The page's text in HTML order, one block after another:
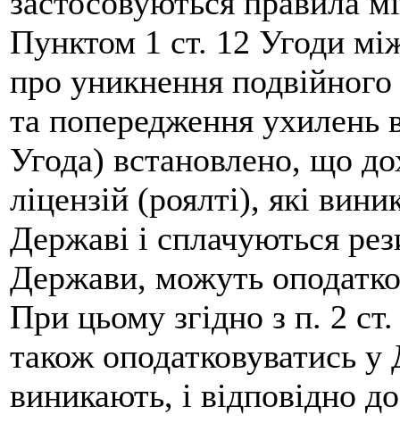
Пунктом 1 ст. 12 Угоди
про уникнення
та попередження ухилень
Угода) встановлено, що
ліцензій (роялті), які
Державі і сплачуються
Держави, можуть
При цьому згідно з п. 2
також оподатковуватись
виникають, і відповідно